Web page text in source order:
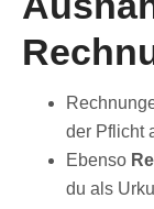
der Pflicht
Ebenso
du als